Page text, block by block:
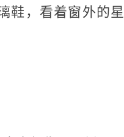
鞋，看着窗外的星